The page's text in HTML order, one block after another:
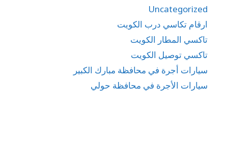
Uncategorized
ارقام تكاسي درب الكويت
تاكسي المطار الكويت
تاكسي توصيل الكويت
سيارات أجرة في محافظة مبارك الكبير
سيارات الأجرة في محافظة حولي